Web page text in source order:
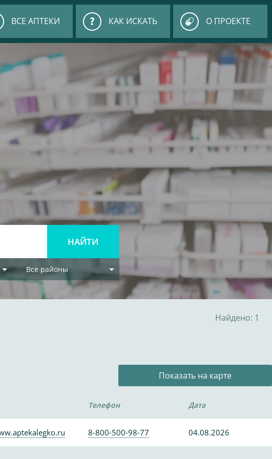
ВСЕ АПТЕКИ КАК ИСКАТЬ О ПРОЕКТЕ
Все районы
Найдено: 1
Показать на карте
Телефон Дата
8-800-500-98-77 04.08.2026